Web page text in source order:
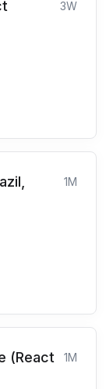
3W
1M
(React
1M